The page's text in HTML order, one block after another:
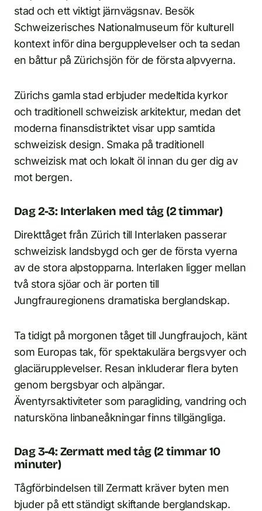
stad och ett viktigt järnvägsnav. Besök
Schweizerisches Nationalmuseum för kulturell
kontext inför dina bergupplevelser och ta sedan
en båttur på Zürichsjön för de första alpvyerna.
Zürichs gamla stad erbjuder medeltida kyrkor
och traditionell schweizisk arkitektur, medan det
moderna finansdistriktet visar upp samtida
schweizisk design. Smaka på traditionell
schweizisk mat och lokalt öl innan du ger dig av
mot bergen.
Dag 2-3: Interlaken med tåg (2 timmar)
Direkttåget från Zürich till Interlaken passerar
schweizisk landsbygd och ger de första vyerna
av de stora alpstopparna. Interlaken ligger mellan
två stora sjöar och är porten till
Jungfrauregionens dramatiska berglandskap.
Ta tidigt på morgonen tåget till Jungfraujoch, känt
som Europas tak, för spektakulära bergsvyer och
glaciärupplevelser. Resan inkluderar flera byten
genom bergsbyar och alpängar.
Äventyrsaktiviteter som paragliding, vandring och
natursköna linbaneåkningar finns tillgängliga.
Dag 3-4: Zermatt med tåg (2 timmar 10
minuter)
Tågförbindelsen till Zermatt kräver byten men
bjuder på ett ständigt skiftande berglandskap.